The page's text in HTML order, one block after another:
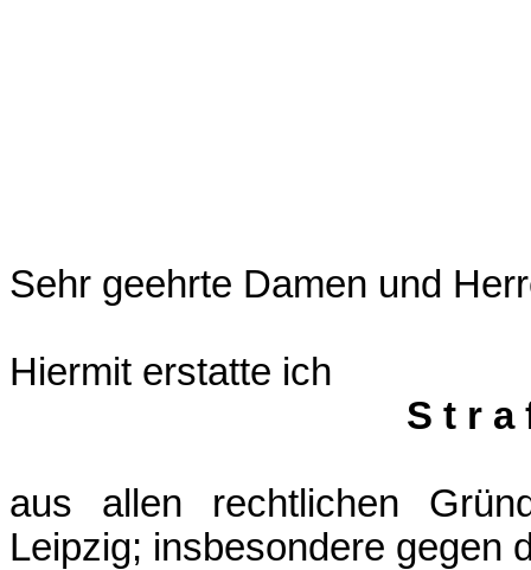
Sehr geehrte Damen und
Hiermit erstatte ich
S t r a
aus allen rechtlichen
Leipzig; insbesondere gegen